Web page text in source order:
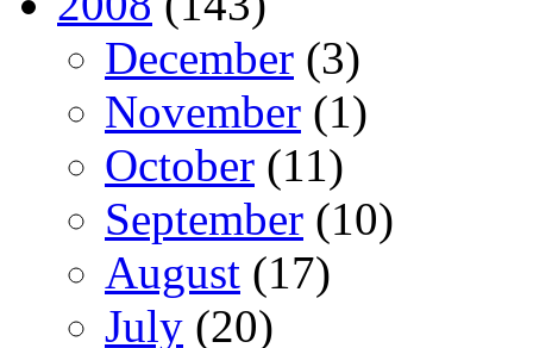
December (3)
November (1)
October (11)
September (10)
August (17)
July (20)